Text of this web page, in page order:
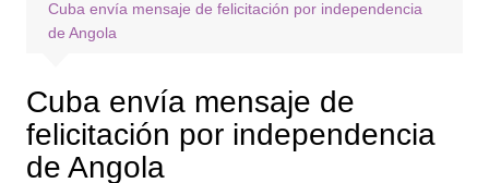
Cuba envía mensaje de felicitación por independencia
de Angola
Cuba envía mensaje de
felicitación por independencia
de Angola